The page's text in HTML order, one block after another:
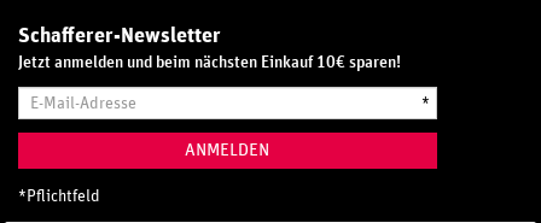
Schafferer-Newsletter
Jetzt anmelden und beim nächsten Einkauf 10€ sparen!
Mail-
*
ANMELDEN
* Pflichtfeld